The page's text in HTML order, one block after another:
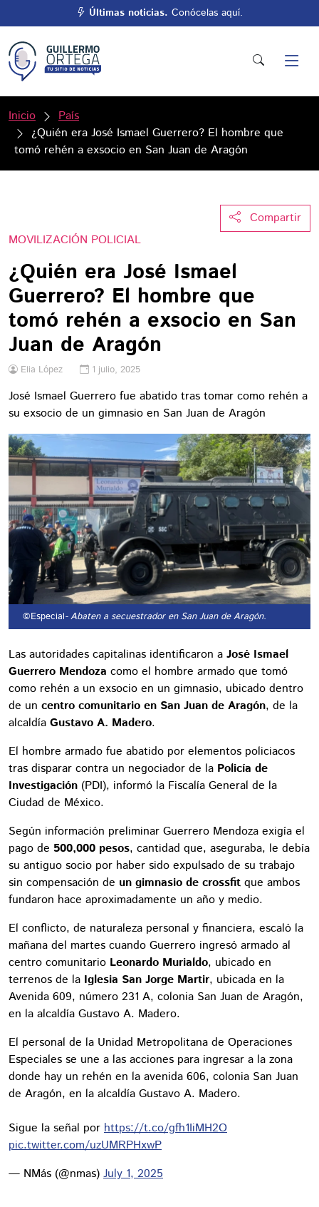
Últimas noticias. Conócelas aquí.
Inicio
País
¿Quién era José Ismael Guerrero? El hombre que
tomó rehén a exsocio en San Juan de Aragón
Compartir
MOVILIZACIÓN POLICIAL
¿Quién era José Ismael
Guerrero? El hombre que
tomó rehén a exsocio en San
Juan de Aragón
Elia López 1 julio, 2025
José Ismael Guerrero fue abatido tras tomar como rehén a
su exsocio de un gimnasio en San Juan de Aragón
©Especial- Abaten a secuestrador en San Juan de Aragón.
Las autoridades capitalinas identificaron a José Ismael
Guerrero Mendoza como el hombre armado que tomó
como rehén a un exsocio en un gimnasio, ubicado dentro
de un centro comunitario en San Juan de Aragón, de la
alcaldía Gustavo A. Madero.
El hombre armado fue abatido por elementos policiacos
tras disparar contra un negociador de la Policía de
Investigación (PDI), informó la Fiscalía General de la
Ciudad de México.
Según información preliminar Guerrero Mendoza exigía el
pago de 500,000 pesos, cantidad que, aseguraba, le debía
su antiguo socio por haber sido expulsado de su trabajo
sin compensación de un gimnasio de crossfit que ambos
fundaron hace aproximadamente un año y medio.
El conflicto, de naturaleza personal y financiera, escaló la
mañana del martes cuando Guerrero ingresó armado al
centro comunitario Leonardo Murialdo, ubicado en
terrenos de la Iglesia San Jorge Martir, ubicada en la
Avenida 609, número 231 A, colonia San Juan de Aragón,
en la alcaldía Gustavo A. Madero.
El personal de la Unidad Metropolitana de Operaciones
Especiales se une a las acciones para ingresar a la zona
donde hay un rehén en la avenida 606, colonia San Juan
de Aragón, en la alcaldía Gustavo A. Madero.
Sigue la señal por https://t.co/gfh1IiMH2O
pic.twitter.com/uzUMRPHxwP
— NMás (@nmas) July 1, 2025